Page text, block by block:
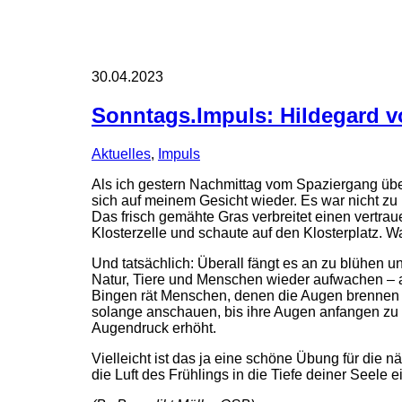
30.04.2023
Sonntags.Impuls: Hildegard
Aktuelles, Impuls
Als ich gestern Nachmittag vom Spaziergang
sich auf meinem Gesicht wieder. Es war nicht
Das frisch gemähte Gras verbreitet einen
Klosterzelle und schaute auf den Klosterplatz.
Und tatsächlich: Überall fängt es an zu blühen
Natur, Tiere und Menschen wieder aufwachen
Bingen rät Menschen, denen die Augen
solange anschauen, bis ihre Augen anfangen
Augendruck erhöht.
Vielleicht ist das ja eine schöne Übung für die
die Luft des Frühlings in die Tiefe deiner Seele